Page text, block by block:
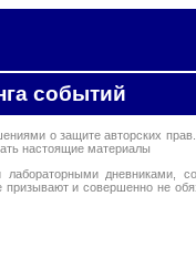
событий
о защите авторских
настоящие материалы
дневниками,
и совершенно не